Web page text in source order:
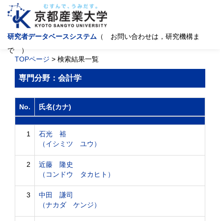
研究者データベースシステム （ お問い合わせは，研究機構ま
で ）
TOPページ > 検索結果一覧
専門分野：会計学
No. 氏名(カナ)
1
石光 裕
（イシミツ ユウ）
2
近藤 隆史
（コンドウ タカヒト）
3
中田 謙司
（ナカダ ケンジ）